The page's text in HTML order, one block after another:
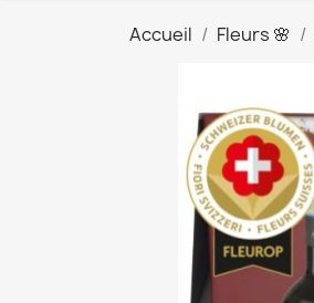
Accueil Fleurs 🌸